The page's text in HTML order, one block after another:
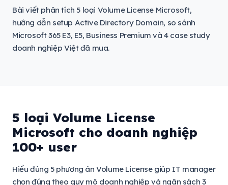
Bài viết phân tích 5 loại Volume License Microsoft,
hướng dẫn setup Active Directory Domain, so sánh
Microsoft 365 E3, E5, Business Premium và 4 case study
doanh nghiệp Việt đã mua.
5 loại Volume License
Microsoft cho doanh nghiệp
100+ user
Hiểu đúng 5 phương án Volume License giúp IT manager
chọn đúng theo quy mô doanh nghiệp và ngân sách 3